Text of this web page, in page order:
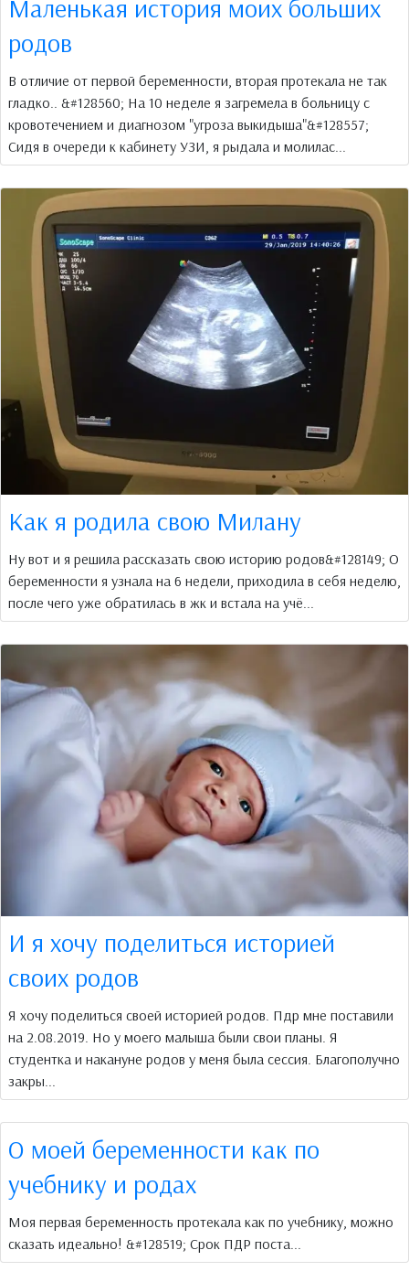
Маленькая история моих больших
родов
В отличие от первой беременности, вторая протекала не так
гладко.. &#128560; На 10 неделе я загремела в больницу с
кровотечением и диагнозом "угроза выкидыша"&#128557;
Сидя в очереди к кабинету УЗИ, я рыдала и молилас...
Как я родила свою Милану
Ну вот и я решила рассказать свою историю родов&#128149; О
беременности я узнала на 6 недели, приходила в себя неделю,
после чего уже обратилась в жк и встала на учё...
И я хочу поделиться историей
своих родов
Я хочу поделиться своей историей родов. Пдр мне поставили
на 2.08.2019. Но у моего малыша были свои планы. Я
студентка и накануне родов у меня была сессия. Благополучно
закры...
О моей беременности как по
учебнику и родах
Моя первая беременность протекала как по учебнику, можно
сказать идеально! &#128519; Срок ПДР поста...